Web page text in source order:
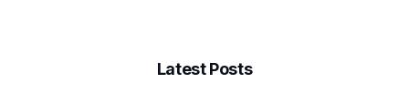
Latest Posts